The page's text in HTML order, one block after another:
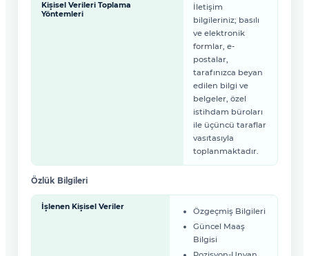
Kişisel Verileri Toplama
Yöntemleri
İletişim
bilgileriniz; basılı
ve elektronik
formlar, e-
postalar,
tarafınızca beyan
edilen bilgi ve
belgeler, özel
istihdam büroları
ile üçüncü taraflar
vasıtasıyla
toplanmaktadır.
Özlük Bilgileri
İşlenen Kişisel Veriler
Özgeçmiş Bilgileri
Güncel Maaş
Bilgisi